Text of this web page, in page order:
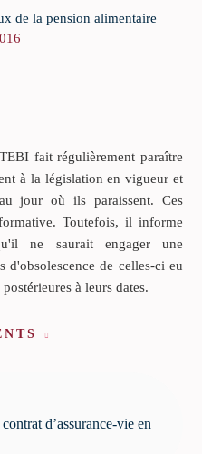
de la pension alimentaire
fait régulièrement paraître
à la législation en vigueur et
jour où ils paraissent. Ces
Toutefois, il informe
ne saurait engager une
d'obsolescence de celles-ci eu
à leurs dates.
d’assurance-vie en